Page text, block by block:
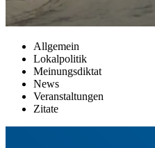
Allgemein
Lokalpolitik
Meinungsdiktat
News
Veranstaltungen
Zitate